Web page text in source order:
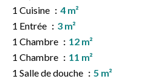
1 Cuisine
4 m²
1 Entrée
3 m²
1 Chambre
12 m²
1 Chambre
11 m²
1 Salle de douche
5 m²